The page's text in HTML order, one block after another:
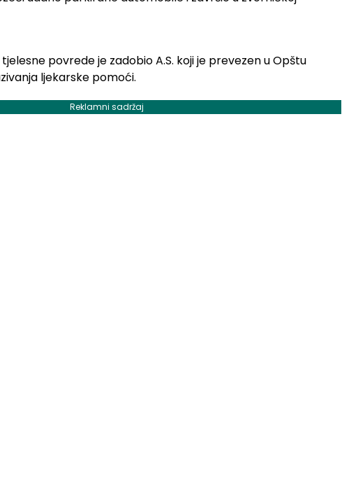
povrede je zadobio A.S. koji je prevezen u Opštu
ljekarske pomoći.
Reklamni sadržaj